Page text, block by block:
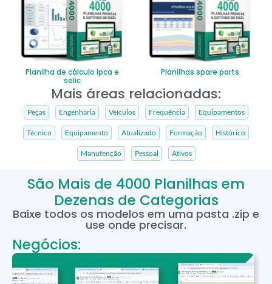
Planilha de cálculo ipca e
selic
Planilhas spare parts
Mais áreas relacionadas:
Peças Engenharia Veículos Frequência Equipamentos
Técnico Equipamento Atualizado Formação Histórico
Manutenção Pessoal Ativos
São Mais de 4000 Planilhas em
Dezenas de Categorias
Baixe todos os modelos em uma pasta .zip e
use onde precisar.
Negócios: